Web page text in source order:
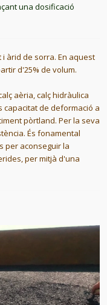
una dosificació
àrid de sorra. En aquest
d'25% de volum.
aèria, calç hidràulica
capacitat de deformació a
pòrtland. Per la seva
És fonamental
per aconseguir la
per mitjà d'una